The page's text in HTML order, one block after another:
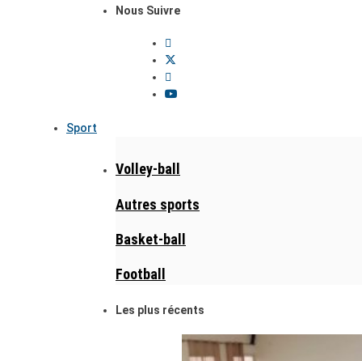
Nous Suivre
Sport
Volley-ball
Autres sports
Basket-ball
Football
Les plus récents